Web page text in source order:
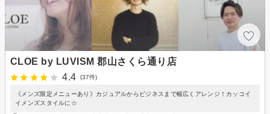
CLOE by LUVISM 郡山さくら通り店
4.4
(37件)
《メンズ限定メニューあり》カジュアルからビジネスまで幅広くアレンジ！カッコイ
イメンズスタイルに☆